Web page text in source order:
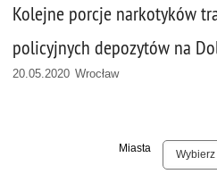
Kolejne porcje narkotyków
policyjnych depozytów na
20.05.2020 Wrocław
Miasta